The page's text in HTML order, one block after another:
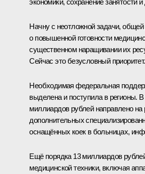
Начну с неотложной задачи, общей
о повышенной готовности
существенном наращивании их
Сейчас это безусловный приоритет.
Необходимая федеральная
выделена и поступила в регионы.
миллиардов рублей направлено на
дополнительных
оснащённых коек в больницах,
Ещё порядка 13 миллиардов
медицинской техники, включая